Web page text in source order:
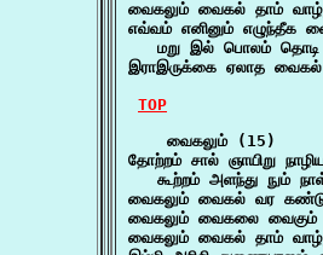
வைகலும் வைகல் தாம்
எவ்வம் எனினும் எழுந்தீக
மறு இல் பொலம் தொடி
இராஇருக்கை ஏலாத
TOP
    வைகலும் (15)
தோற்றம் சால் ஞாயிறு
கூற்றம் அளந்து நும்
வைகலும் வைகல் வர
வைகலும் வைகலை வைகும்
வைகலும் வைகல் தாம்